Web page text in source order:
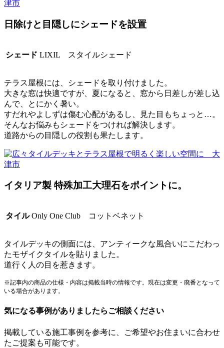
日除けと目隠しにシェードを設置
シェード LIXIL スタイルシェード
テラス屋根には、シェードを取り付けました。
大きな窓は快適ですが、夏になると、窓から日差しが差し込
んで、とにかく暑い。
すだれやよしずは傷む心配があるし、見た目もちょっと…。
そんなお悩みもシェードをつければ解決します。
道路からの目隠しの役割も果たします。
イタリア製 特殊加工大理石をポイントに。
タイル Only One Club コットベネット
タイルデッキの側面には、アンティークな風合いにこだわっ
たモザイクタイルを貼りました。
道行く人の目を惹きます。
※記事内の商品の仕様・内容は掲載当時の情報です。現在は変更・廃番となって
いる場合があります。
気になる事例がありましたらご相談ください
掲載している施工事例を参考に、ご希望やお住まいに合わせ
たご提案も可能です。